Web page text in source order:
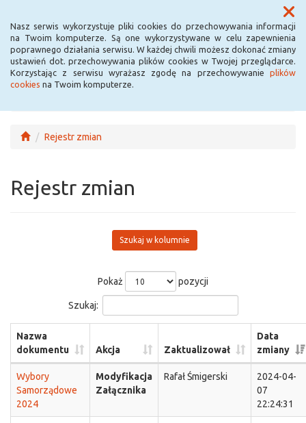
Nasz serwis wykorzystuje pliki cookies do przechowywania informacji
na Twoim komputerze. Są one wykorzystywane w celu zapewnienia
poprawnego działania serwisu. W każdej chwili możesz dokonać zmiany
ustawień dot. przechowywania plików cookies w Twojej przeglądarce.
Korzystając z serwisu wyrażasz zgodę na przechowywanie plików
cookies na Twoim komputerze.
Menu
Rejestr zmian
Rejestr zmian
Szukaj w kolumnie
Pokaż pozycji
Szukaj:
Nazwa
dokumentu
Akcja Zaktualizował
Data
zmiany
Wybory
Samorządowe
2024
Modyfikacja
Załącznika
Rafał Śmigerski
2024-04-
07
22:24:31